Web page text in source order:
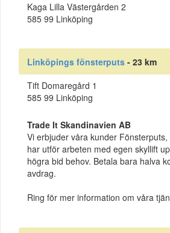
Kaga Lilla Västergården 2
585 99 Linköping
Linköpings fönsterputs - 23 km
Tift Domaregård 1
585 99 Linköping
Trade It Skandinavien AB
Vi erbjuder våra kunder
har utför arbeten med egen skyllift
högra bid behov. Betala bara halva
avdrag.
Ring för mer information om våra